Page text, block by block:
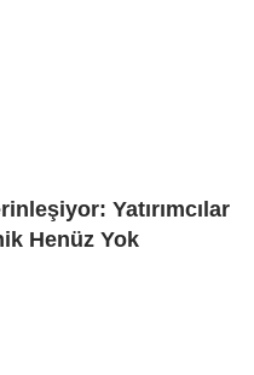
Yatırımcılar
Henüz Yok